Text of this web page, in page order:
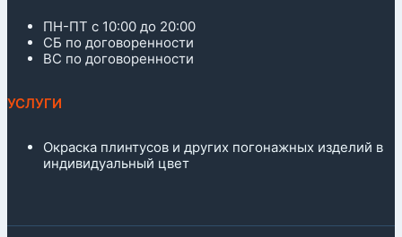
ПН-ПТ с 10:00 до 20:00
СБ по договоренности
ВС по договоренности
УСЛУГИ
Окраска плинтусов и других погонажных изделий в
индивидуальный цвет